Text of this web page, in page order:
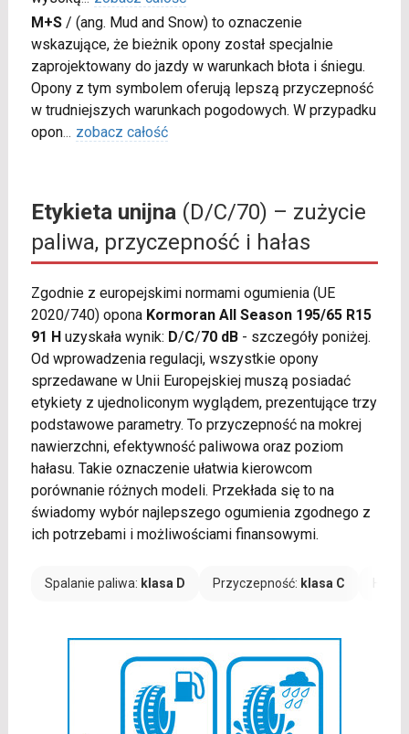
M+S/ (ang. Mud and Snow) to oznaczenie
wskazujące, że bieżnik opony został specjalnie
zaprojektowany do jazdy w warunkach błota i śniegu.
Opony z tym symbolem oferują lepszą przyczepność
w trudniejszych warunkach pogodowych. W przypadku
opon... zobacz całość
Etykieta unijna(D/C/70) – zużycie
paliwa, przyczepność i hałas
Zgodnie z europejskimi normami ogumienia (UE
2020/740) opona Kormoran All Season 195/65 R15
91 Huzyskała wynik: D/C/70 dB- szczegóły poniżej.
Od wprowadzenia regulacji, wszystkie opony
sprzedawane w Unii Europejskiej muszą posiadać
etykiety z ujednoliconym wyglądem, prezentujące trzy
podstawowe parametry. To przyczepność na mokrej
nawierzchni, efektywność paliwowa oraz poziom
hałasu. Takie oznaczenie ułatwia kierowcom
porównanie różnych modeli. Przekłada się to na
świadomy wybór najlepszego ogumienia zgodnego z
ich potrzebami i możliwościami finansowymi.
Spalanie paliwa: klasa D Przyczepność: klasa C